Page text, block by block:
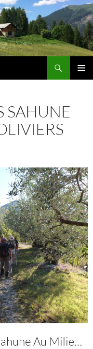
SAHUNE
Descente Vers Sahune Au Milieu Des Oliviers